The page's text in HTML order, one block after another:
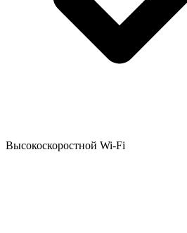
Высокоскоростной Wi-Fi